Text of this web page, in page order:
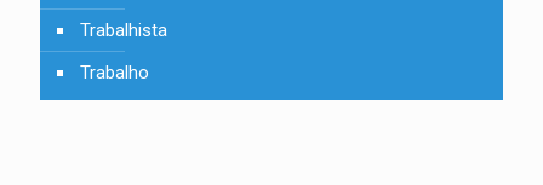
Trabalhista
Trabalho